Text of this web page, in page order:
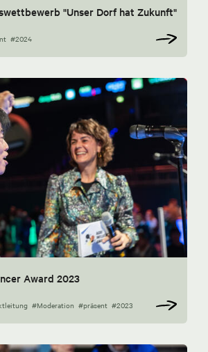
"Unser Dorf hat Zukunft"
#2024
Award 2023
#Moderation #präsent #2023